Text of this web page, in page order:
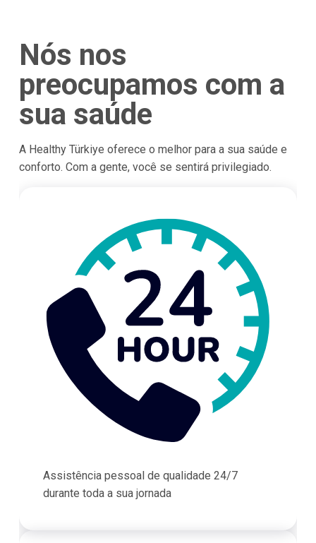
Nós nos
preocupamos com a
sua saúde
A Healthy Türkiye oferece o melhor para a sua saúde e
conforto. Com a gente, você se sentirá privilegiado.
Assistência pessoal de qualidade 24/7
durante toda a sua jornada